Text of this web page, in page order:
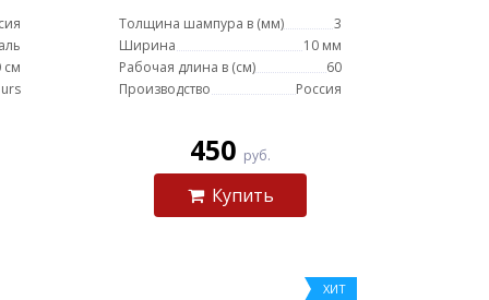
см
Толщина шампура в (мм)
3
Ширина
10 мм
Рабочая длина в (см)
60
Производство
Россия
450 руб.
Купить
ХИТ